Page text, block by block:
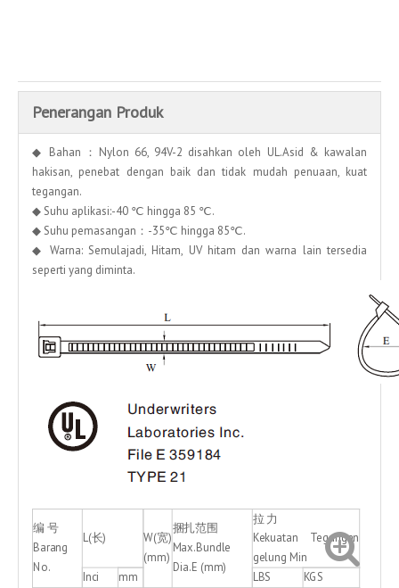
Penerangan Produk
◆ Bahan：Nylon 66, 94V-2 disahkan oleh UL.Asid & kawalan
hakisan, penebat dengan baik dan tidak mudah penuaan, kuat
tegangan.
◆ Suhu aplikasi:-40 ℃ hingga 85 ℃.
◆ Suhu pemasangan：-35℃ hingga 85℃.
◆ Warna: Semulajadi, Hitam, UV hitam dan warna lain tersedia
seperti yang diminta.
编 号
Barang
No.
L(长)
W(宽)
(mm)
捆扎范围
Max.Bundle
Dia.E (mm)
拉 力
Kekuatan Tegangan
gelung Min
Inci mm LBS KGS